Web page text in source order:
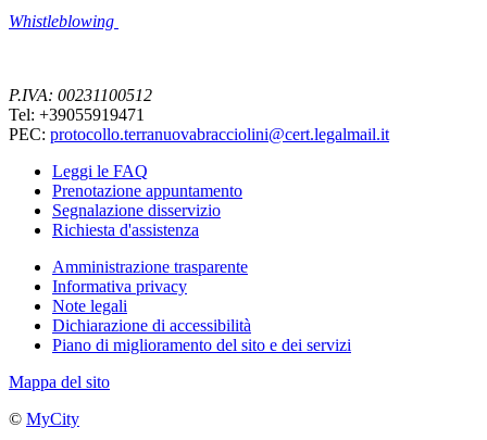
Whistleblowing
P.IVA: 00231100512
Tel: +39055919471
PEC: protocollo.terranuovabracciolini@cert.legalmail.it
Leggi le FAQ
Prenotazione appuntamento
Segnalazione disservizio
Richiesta d'assistenza
Amministrazione trasparente
Informativa privacy
Note legali
Dichiarazione di accessibilità
Piano di miglioramento del sito e dei servizi
Mappa del sito
© MyCity